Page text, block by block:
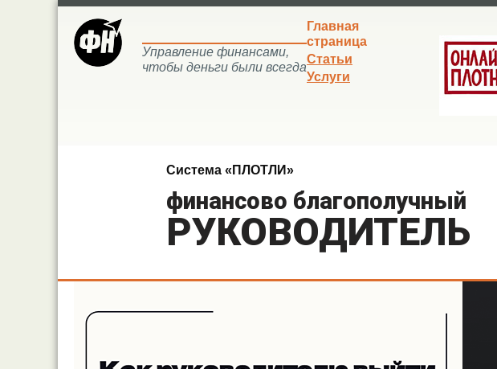
Управление финансами,
чтобы деньги были всегда
Главная
страница
Статьи
Услуги
Система «ПЛОТЛИ»
финансово благополучный
РУКОВОДИТЕЛЬ